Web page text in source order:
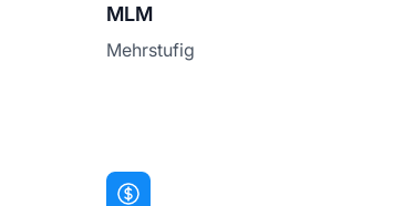
MLM
Mehrstufig